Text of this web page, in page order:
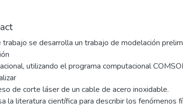
trabajo se desarrolla un trabajo de modelación
utilizando el programa computacional
de corte láser de un cable de acero inoxidable.
la literatura científica para describir los fenómenos